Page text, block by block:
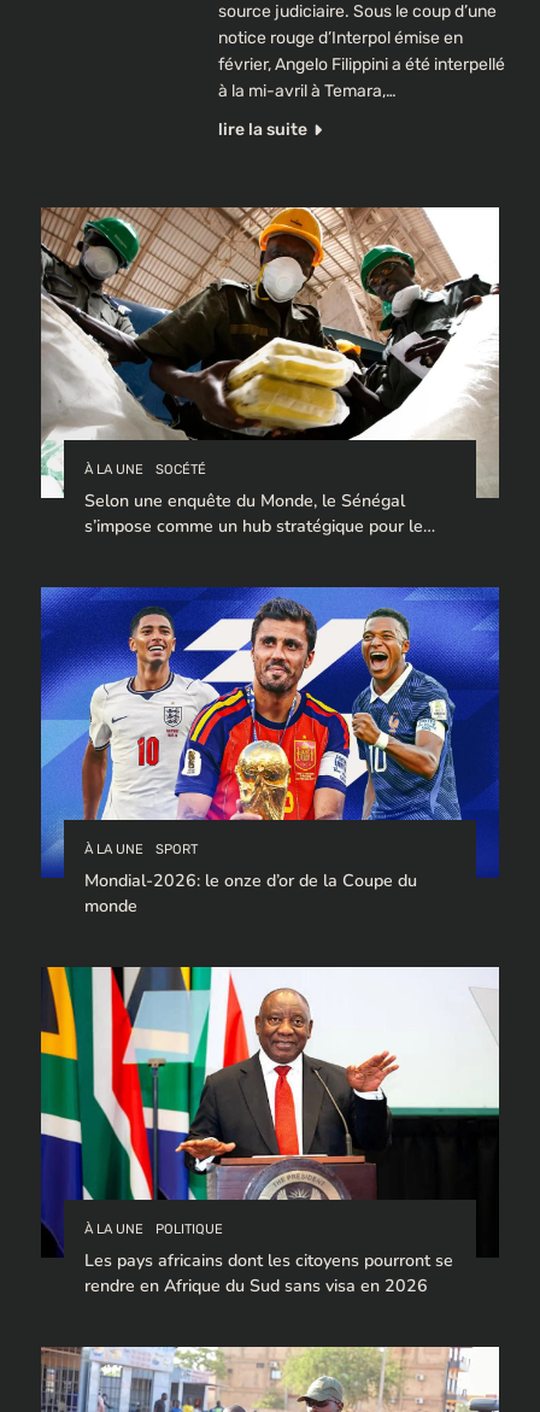
source judiciaire. Sous le coup d’une
notice rouge d’Interpol émise en
février, Angelo Filippini a été interpellé
à la mi-avril à Temara,…
lire la suite
À LA UNE SOCÉTÉ
Selon une enquête du Monde, le Sénégal
s’impose comme un hub stratégique pour le
À LA UNE SPORT
Mondial-2026: le onze d’or de la Coupe du
monde
À LA UNE POLITIQUE
Les pays africains dont les citoyens pourront se
rendre en Afrique du Sud sans visa en 2026